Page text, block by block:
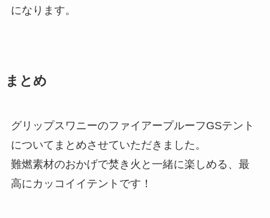
になります。
まとめ
グリップスワニーのファイアープルーフGSテント
についてまとめさせていただきました。
難燃素材のおかげで焚き火と一緒に楽しめる、最
高にカッコイイテントです！